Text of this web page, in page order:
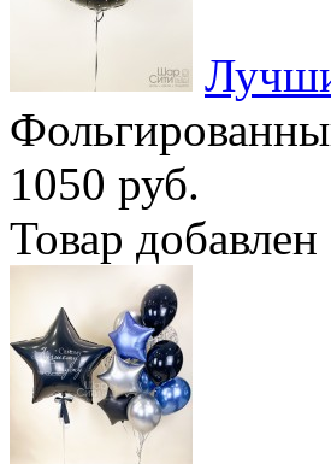
1050 руб.
Товар добавлен